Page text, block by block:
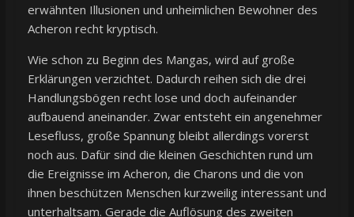
erwähnten Illusionen und unheimlichen Bewohner des
Acheron recht kryptisch.
Wie schon zu Beginn des Mangas, wird auf große
Erklärungen verzichtet. Dadurch reihen sich die drei
Handlungsbögen recht lose und doch aufeinander
aufbauend aneinander. Zwar entsteht ein angenehmer
Lesefluss, große Spannung bleibt allerdings vorerst
noch aus. Dafür sind die kleinen Geschichten rund um
die Ereignisse im Acheron, die Charons und die von
ihnen beschützen Menschen kurzweilig interessant und
unterhaltsam. Gerade die Auflösung des zweiten